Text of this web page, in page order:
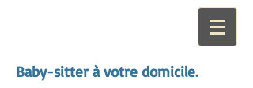
Baby-sitter à votre domicile.